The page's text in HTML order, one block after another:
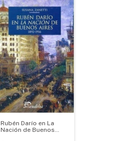
Rubén Darío en La
Nación de Buenos